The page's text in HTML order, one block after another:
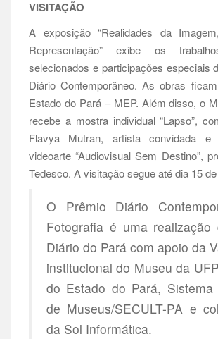
VISITAÇÃO
A exposição “Realidades da
Representação” exibe os
selecionados e participações especiais
Diário Contemporâneo. As obras
Estado do Pará – MEP. Além disso, o
recebe a mostra individual “Lapso”,
Flavya Mutran, artista convidada
videoarte “Audiovisual Sem Destino”,
Tedesco. A visitação segue até dia 15
O Prêmio Diário
Fotografia é uma realização
Diário do Pará com apoio da
institucional do Museu da
do Estado do Pará, Sistema
de Museus/SECULT-PA e
da Sol Informática.